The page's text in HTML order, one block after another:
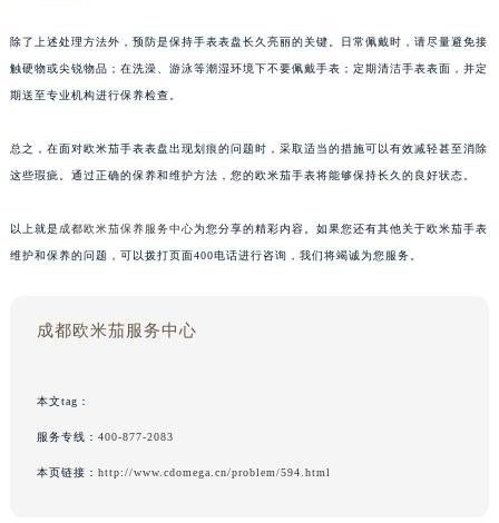
除了上述处理方法外，预防是保持手表表盘长久亮丽的关键。日常佩戴时，请尽量避免接
触硬物或尖锐物品；在洗澡、游泳等潮湿环境下不要佩戴手表；定期清洁手表表面，并定
期送至专业机构进行保养检查。
总之，在面对欧米茄手表表盘出现划痕的问题时，采取适当的措施可以有效减轻甚至消除
这些瑕疵。通过正确的保养和维护方法，您的欧米茄手表将能够保持长久的良好状态。
以上就是 成都欧米茄保养服务中心为您分享的精彩内容。如果您还有其他关于欧米茄手表
维护和保养的问题，可以拨打页面400电话进行咨询，我们将竭诚为您服务。
成都欧米茄服务中心
本文tag：
服务专线： 400-877-2083
本页链接： http://www.cdomega.cn/problem/594.html